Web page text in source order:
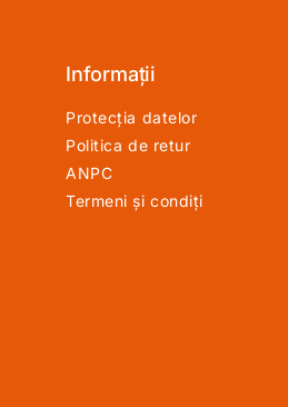
Informații
Protecția datelor
Politica de retur
ANPC
Termeni și condiți